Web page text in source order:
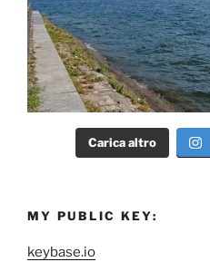
Carica altro
MY PUBLIC KEY:
keybase.io